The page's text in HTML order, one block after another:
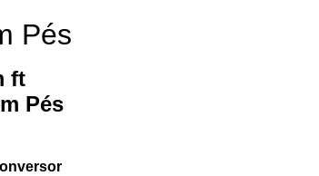
Pés
ft
Pés